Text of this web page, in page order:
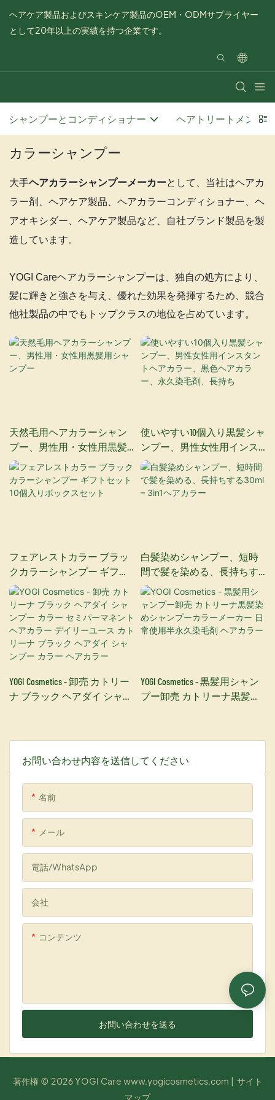
ヘアケア製品およびスキンケア製品のOEM・ODMサプライヤー
として20年以上の実績を持つ企業です。
シャンプーとコンディショナー ヘアトリートメント
カラーシャンプー
大手ヘアカラーシャンプーメーカーとして 、当社はヘアカ
ラー剤、ヘアケア製品、ヘアカラーコンディショナー、ヘ
アオキシダー、ヘアケア製品など、自社ブランド製品を製
造しています。
YOGI Careヘアカラーシャンプーは、独自の処方により、
髪に輝きと強さを与え、優れた効果を発揮するため、競合
他社製品の中でもトップクラスの地位を占めています。
お問い合わせ内容を送信してください
名前
メール
電話/WhatsApp
会社
コンテンツ
お問い合わせを送る
天然毛用ヘアカラーシャン
プー、男性用・女性用黒髪
用シャンプー
使いやすい10個入り黒髪シャ
ンプー、男性女性用インス
タントヘアカラー、黒色ヘ
アカラー、永久染毛剤、長
持ち
フェアレストカラー ブラッ
クカラーシャンプー ギフト
セット 10個入りボックスセ
ット
白髪染めシャンプー、短時
間で髪を染める、長持ちす
る30ml – 3in1ヘアカラー
YOGI Cosmetics - 卸売 カトリー
ナ ブラック ヘアダイ シャン
ス カトリーナ ブラック ヘア
ダイ シャンプー カラー ヘア
カラー
YOGI Cosmetics - 黒髪用シャン
プー卸売 カトリーナ黒髪染
アカラー
著作権 © 2026 YOGI Care www.yogicosmetics.com | サイト
マップ